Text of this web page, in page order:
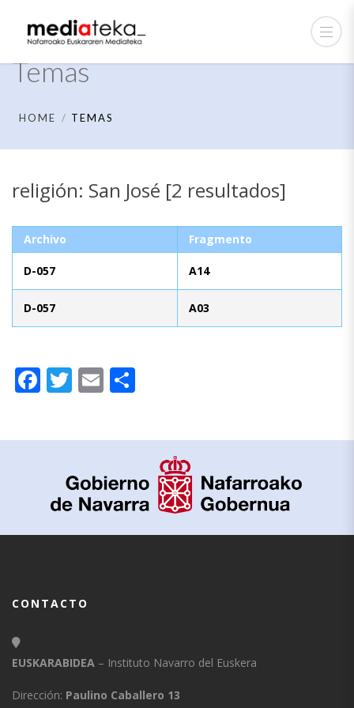
Temas
HOME TEMAS
religión: San José [2 resultados]
Archivo Fragmento
D-057 A14
D-057 A03
Facebook
Twitter
Email
CONTACTO
EUSKARABIDEA – Instituto Navarro del Euskera
Dirección: Paulino Caballero 13